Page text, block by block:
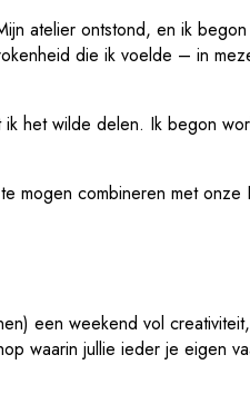
atelier ontstond, en ik
die ik voelde – in
het wilde delen. Ik begon
mogen combineren met
een weekend vol
waarin jullie ieder je eigen